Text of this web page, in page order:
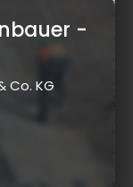
-
Co. KG